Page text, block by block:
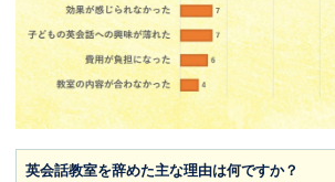
英会話教室を辞めた主な理由は何ですか？